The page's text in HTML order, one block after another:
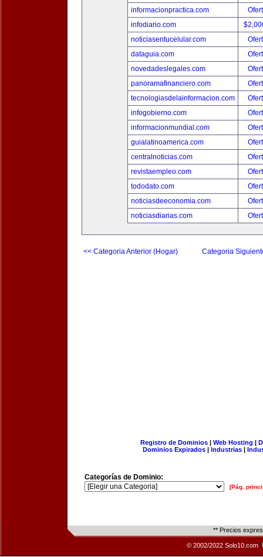
informacionpractica.com
infodiario.com
noticiasentucelular.com
dataguia.com
novedadeslegales.com
panoramafinanciero.com
tecnologiasdelainformacion.com
infogobierno.com
informacionmundial.com
guialatinoamerica.com
centralnoticias.com
revistaempleo.com
tododato.com
noticiasdeeconomia.com
noticiasdiarias.com
<< Categoria Anterior (Hogar) Categoria
Registro de Dominios| Web Hosting |
Dominios Expirados | Industrias |
Categorías de Dominio:
[Pág.
** Precios
© 2002/2022 Solo10.com